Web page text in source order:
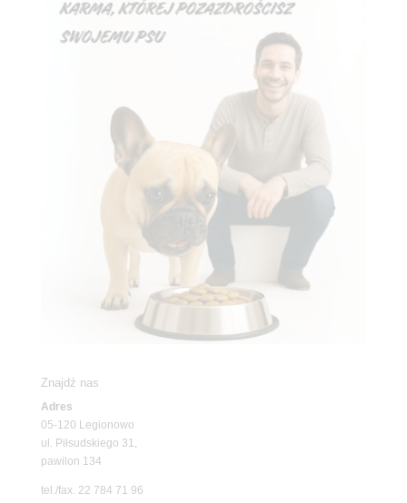
Znajdź nas
Adres
05-120 Legionowo
ul. Piłsudskiego 31,
pawilon 134
tel./fax. 22 784 71 96